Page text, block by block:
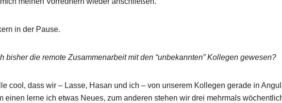
in der Pause.
bisher die remote Zusammenarbeit mit den “unbekannten” Kollegen gewesen?
cool, dass wir – Lasse, Hasan und ich – von unserem Kollegen gerade in
einen lerne ich etwas Neues, zum anderen stehen wir drei mehrmals